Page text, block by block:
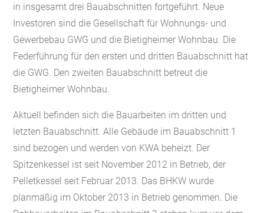
in insgesamt drei Bauabschnitten fortgeführt. Neue
Investoren sind die Gesellschaft für Wohnungs- und
Gewerbebau GWG und die Bietigheimer Wohnbau. Die
Federführung für den ersten und dritten Bauabschnitt hat
die GWG. Den zweiten Bauabschnitt betreut die
Bietigheimer Wohnbau.
Aktuell befinden sich die Bauarbeiten im dritten und
letzten Bauabschnitt. Alle Gebäude im Bauabschnitt 1
sind bezogen und werden von KWA beheizt. Der
Spitzenkessel ist seit November 2012 in Betrieb, der
Pelletkessel seit Februar 2013. Das BHKW wurde
planmäßig im Oktober 2013 in Betrieb genommen. Die